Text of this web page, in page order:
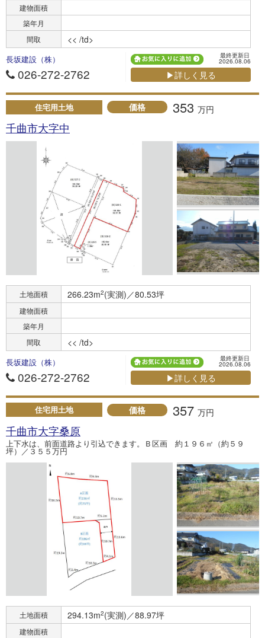
建物面積
築年月
間取
<< /td>
長坂建設（株）
026-272-2762
最終更新日
2026.08.06
▶詳しく見る
住宅用土地 価格 353 万円
千曲市大字中
土地面積 266.23m2(実測)／80.53坪
建物面積
築年月
間取
<< /td>
長坂建設（株）
026-272-2762
最終更新日
2026.08.06
▶詳しく見る
住宅用土地 価格 357 万円
千曲市大字桑原
上下水は、前面道路より引込できます。Ｂ区画 約１９６㎡（約５９
坪）／３５５万円
土地面積 294.13m2(実測)／88.97坪
建物面積